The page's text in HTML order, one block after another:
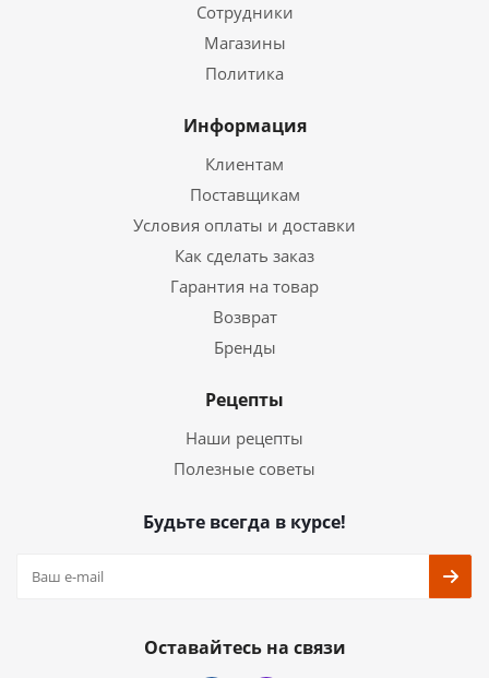
Сотрудники
Магазины
Политика
Информация
Клиентам
Поставщикам
Условия оплаты и доставки
Как сделать заказ
Гарантия на товар
Возврат
Бренды
Рецепты
Наши рецепты
Полезные советы
Будьте всегда в курсе!
Оставайтесь на связи